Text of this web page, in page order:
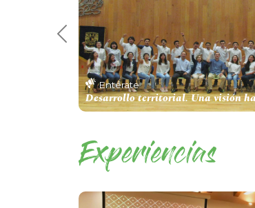
Entérate
Desarrollo territorial. Una visión
Previous 7